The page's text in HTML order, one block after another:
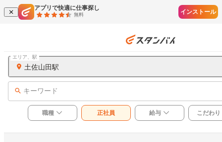
アプリで快適に仕事探し
無料 インストール
土佐山田駅
エリア、駅
キーワード
職種 正社員 給与 こだわり